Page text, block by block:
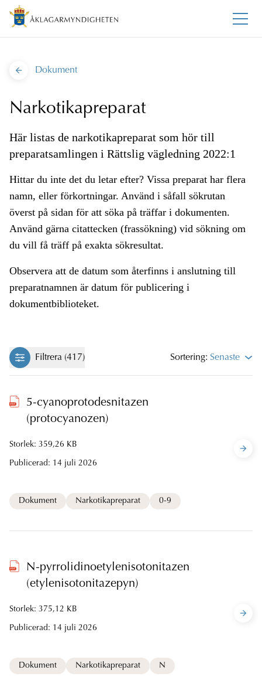
Dokument
Narkotikapreparat
Här listas de narkotikapreparat som hör till
preparatsamlingen i Rättslig vägledning 2022:1
Hittar du inte det du letar efter? Vissa preparat har flera
namn, eller förkortningar. Använd i såfall sökrutan
överst på sidan för att söka på träffar i dokumenten.
Använd gärna citattecken (frassökning) vid sökning om
du vill få träff på exakta sökresultat.
Observera att de datum som återfinns i anslutning till
preparatnamnen är datum för publicering i
dokumentbiblioteket.
Filtrera (417) Sortering: Senaste
5-cyanoprotodesnitazen
(protocyanozen)
Storlek: 359,26 KB
Publicerad: 14 juli 2026
Dokument Narkotikapreparat 0-9
N-pyrrolidinoetylenisotonitazen
(etylenisotonitazepyn)
Storlek: 375,12 KB
Publicerad: 14 juli 2026
Dokument Narkotikapreparat N